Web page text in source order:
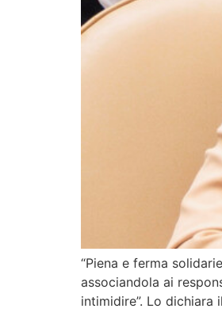
“Piena e ferma
associandola ai
intimidire”. Lo dichiara